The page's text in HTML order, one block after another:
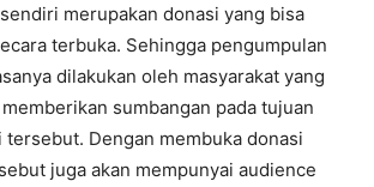
sendiri merupakan donasi yang bisa
terbuka. Sehingga pengumpulan
dilakukan oleh masyarakat yang
sumbangan pada tujuan
tersebut. Dengan membuka donasi
juga akan mempunyai audience